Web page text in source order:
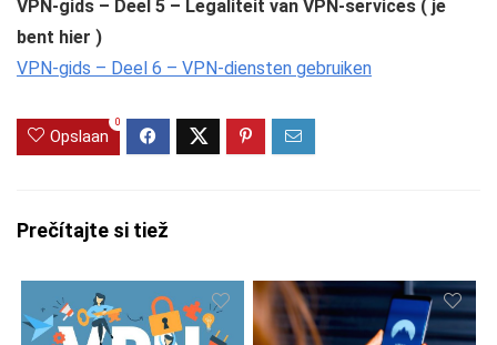
VPN-gids – Deel 5 – Legaliteit van VPN-services ( je
bent hier )
VPN-gids – Deel 6 – VPN-diensten gebruiken
Opslaan
0
Prečítajte si tiež